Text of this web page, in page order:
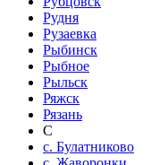
Рудня
Рузаевка
Рыбинск
Рыбное
Рыльск
Ряжск
Рязань
С
с. Булатниково